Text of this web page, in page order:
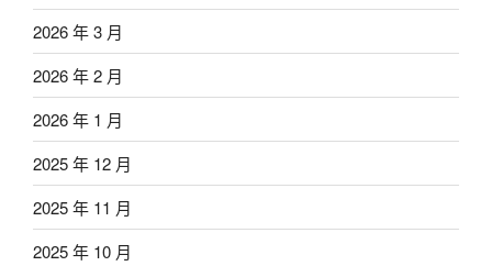
2026 年 3 月
2026 年 2 月
2026 年 1 月
2025 年 12 月
2025 年 11 月
2025 年 10 月